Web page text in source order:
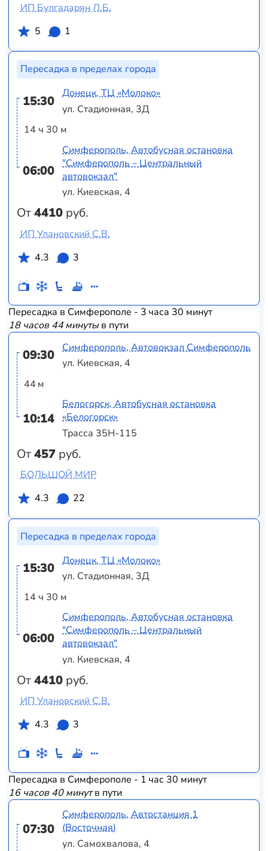
ИП Булгадарян Л.Б.
5
1
Пересадка в пределах города
15:30
14 ч 30 м
06:00
От4410 руб.
Донецк, ТЦ «Молоко»
ул. Стадионная, 3Д
Симферополь, Автобусная остановка
"Симферополь – Центральный
автовокзал"
ул. Киевская, 4
ИП Улановский С.В.
4.3
3
Пересадка в Симферополе - 3 часа 30 минут
18 часов 44 минутыв пути
09:30
44 м
10:14
От457 руб.
Симферополь, Автовокзал Симферополь
ул. Киевская, 4
Белогорск, Автобусная остановка
«Белогорск»
Трасса 35Н-115
БОЛЬШОЙ МИР
4.3
22
Пересадка в пределах города
15:30
14 ч 30 м
06:00
От4410 руб.
Донецк, ТЦ «Молоко»
ул. Стадионная, 3Д
Симферополь, Автобусная остановка
"Симферополь – Центральный
автовокзал"
ул. Киевская, 4
ИП Улановский С.В.
4.3
3
Пересадка в Симферополе - 1 час 30 минут
16 часов 40 минутв пути
07:30
Симферополь, Автостанция 1
(Восточная)
ул. Самохвалова, 4